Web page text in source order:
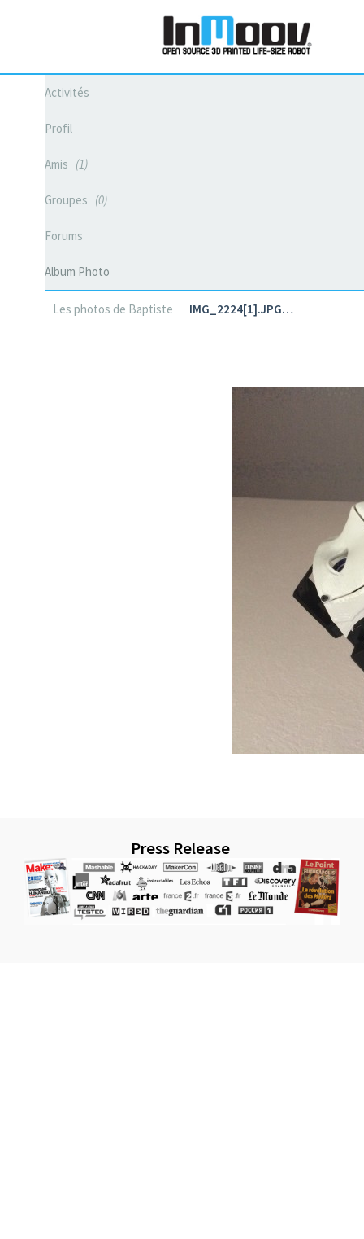
Activités
Profil
Amis 1
Groupes 0
Forums
Album Photo
Les photos de Baptiste IMG_2224[1].JPG…
Press Release